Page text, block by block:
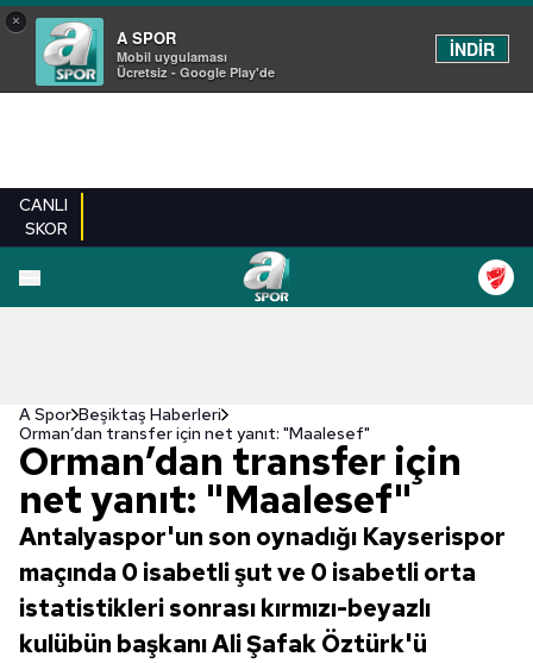
×
A SPOR
Mobil uygulaması
Ücretsiz - Google Play'de
İNDİR
CANLI
SKOR
A Spor Beşiktaş Haberleri
Orman’dan transfer için net yanıt: "Maalesef"
Orman’dan transfer için
net yanıt: "Maalesef"
Antalyaspor'un son oynadığı Kayserispor
maçında 0 isabetli şut ve 0 isabetli orta
istatistikleri sonrası kırmızı-beyazlı
kulübün başkanı Ali Şafak Öztürk'ü